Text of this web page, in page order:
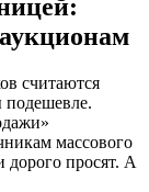
считаются
подешевле.
массового
дорого просят. А